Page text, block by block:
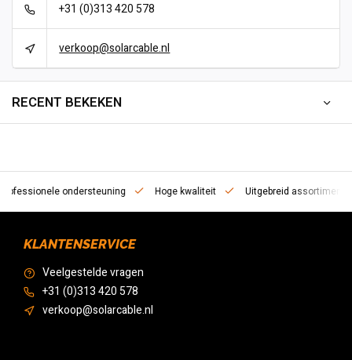
+31 (0)313 420 578
verkoop@solarcable.nl
RECENT BEKEKEN
ondersteuning Hoge kwaliteit Uitgebreid assortiment
KLANTENSERVICE
Veelgestelde vragen
+31 (0)313 420 578
verkoop@solarcable.nl